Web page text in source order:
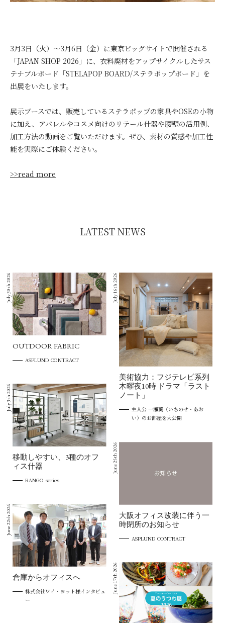
3月3日（火）～3月6日（金）に東京ビッグサイトで開催される
「JAPAN SHOP 2026」に、衣料廃材をアップサイクルしたサス
テナブルボード「STELAPOP BOARD/ステラポップボード」を
出展をいたします。
展示ブースでは、販売しているステラポップの家具やOSEの小物
に加え、アパレルやコスメ向けのリテール什器や腰壁の活用例、
加工方法の動画をご覧いただけます。ぜひ、素材の質感や加工性
能を実際にご体験ください。
>>read more
LATEST NEWS
July 30th 2026
OUTDOOR FABRIC
ASPLUND CONTRACT
July 16th 2026
美術協力：フジテレビ系列
木曜夜10時 ドラマ「ラスト
ノート」
主人公 一瀬葵（いちのせ・あお
い）のお部屋を大公開
July 3th 2026
移動しやすい、3種のオフ
ィス什器
RANGO series
June 25th 2026
大阪オフィス改装に伴う一
時閉所のお知らせ
ASPLUND CONTRACT
June 22th 2026
倉庫からオフィスへ
株式会社ワイ・ヨット様インタビュ
ー
June 17th 2026